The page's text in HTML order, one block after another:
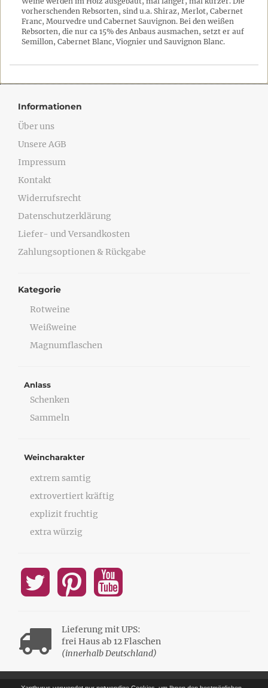
vorherschenden Rebsorten, sind u.a. Shiraz, Merlot, Cabernet
Franc, Mourvedre und Cabernet Sauvignon. Bei den weißen
Rebsorten, die nur ca 15% des Anbaus ausmachen, setzt er auf
Semillon, Cabernet Blanc, Viognier und Sauvignon Blanc.
Informationen
Über uns
Unsere AGB
Impressum
Kontakt
Widerrufsrecht
Datenschutzerklärung
Liefer- und Versandkosten
Zahlungsoptionen & Rückgabe
Kategorie
Rotweine
Weißweine
Magnumflaschen
Anlass
Schenken
Sammeln
Weincharakter
extrem samtig
extrovertiert kräftig
explizit fruchtig
extra würzig
Lieferung mit UPS:
frei Haus ab 12 Flaschen
(innerhalb Deutschland)